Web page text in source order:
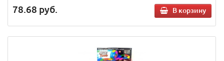
78.68 руб. В корзину